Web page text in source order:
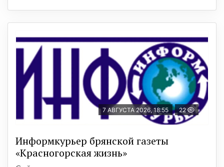
7 АВГУСТА 2026, 18:55 22
Информкурьер брянской газеты
«Красногорская жизнь»